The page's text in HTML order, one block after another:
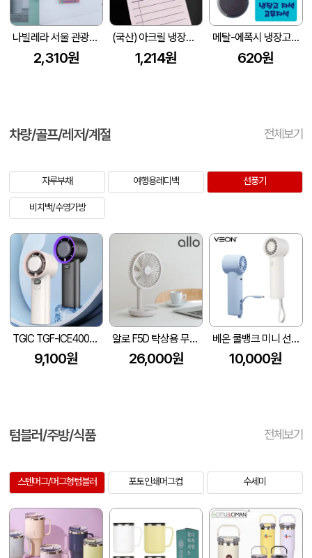
나빌레라 서울 관광지 오프너마그넷 냉장고자석 마그네틱 관광기념품
2,310원
(국산) 아크릴 냉장고 집게 마그넷 주문제작
1,214원
메탈-에폭시 냉장고자석
620원
차량/골프/레저/계절 전체보기
자루부채 여행용레디백 선풍기
비치백/수영가방
TGIC TGF-ICE4000 휴대용 냉각 선풍기
9,100원
알로 F5D 탁상용 무선 선풍기 사무실 소형 책상 미니 휴대용 써큘레이터
26,000원
베온 쿨뱅크 미니 선풍기
10,000원
텀블러/주방/식품 전체보기
스텐머그/머그형텀블러 포토인쇄머그컵 수세미